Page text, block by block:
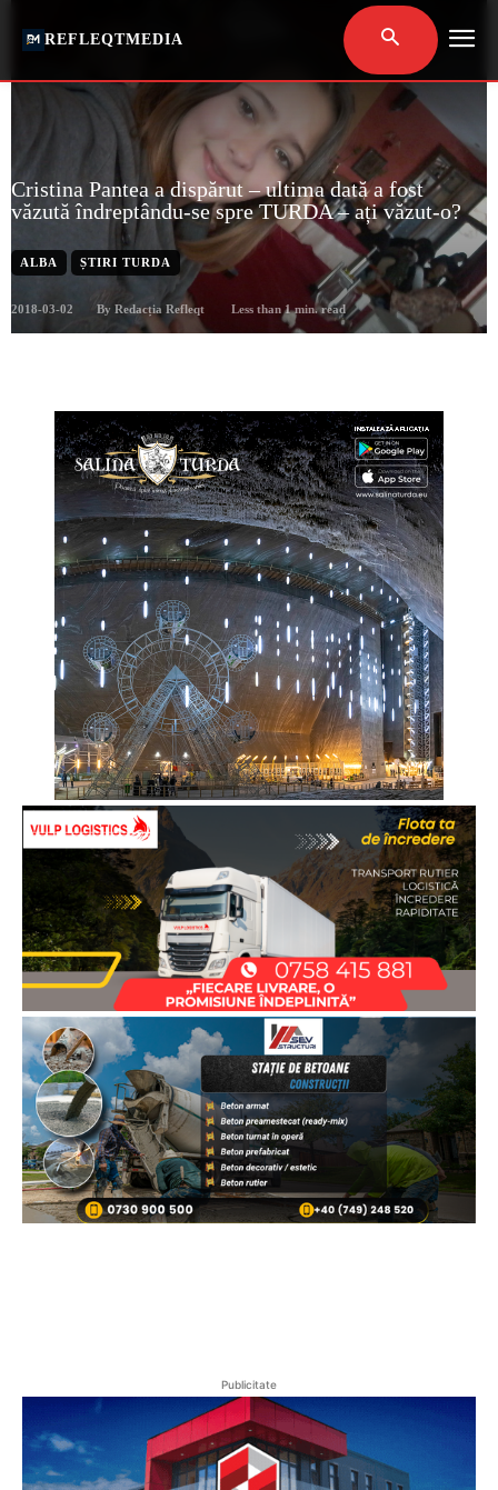
REFLEQTMEDIA
Cristina Pantea a dispărut – ultima dată a fost
văzută îndreptându-se spre TURDA – ați văzut-o?
ALBA ȘTIRI TURDA
2018-03-02 By Redacția Refleqt Less than 1min. read
Publicitate